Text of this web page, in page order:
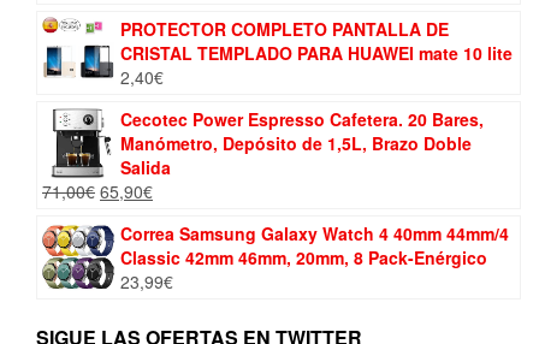
PROTECTOR COMPLETO PANTALLA DE
CRISTAL TEMPLADO PARA HUAWEI mate 10 lite
2,40€
Cecotec Power Espresso Cafetera. 20 Bares,
Manómetro, Depósito de 1,5L, Brazo Doble
Salida
71,00€ El
original
era:
71,00€.
65,90€El
actual
es:
65,90€.
Correa Samsung Galaxy Watch 4 40mm 44mm/4
Classic 42mm 46mm, 20mm, 8 Pack-Enérgico
23,99€
SIGUE LAS OFERTAS EN TWITTER